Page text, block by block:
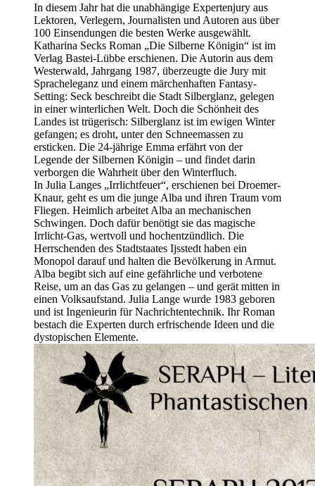
In diesem Jahr hat die unabhängige Expertenjury aus
Lektoren, Verlegern, Journalisten und Autoren aus über
100 Einsendungen die besten Werke ausgewählt.
Katharina Secks Roman „Die Silberne Königin“ ist im
Verlag Bastei-Lübbe erschienen. Die Autorin aus dem
Westerwald, Jahrgang 1987, überzeugte die Jury mit
Spracheleganz und einem märchenhaften Fantasy-
Setting: Seck beschreibt die Stadt Silberglanz, gelegen
in einer winterlichen Welt. Doch die Schönheit des
Landes ist trügerisch: Silberglanz ist im ewigen Winter
gefangen; es droht, unter den Schneemassen zu
ersticken. Die 24-jährige Emma erfährt von der
Legende der Silbernen Königin – und findet darin
verborgen die Wahrheit über den Winterfluch.
In Julia Langes „Irrlichtfeuer“, erschienen bei Droemer-
Knaur, geht es um die junge Alba und ihren Traum vom
Fliegen. Heimlich arbeitet Alba an mechanischen
Schwingen. Doch dafür benötigt sie das magische
Irrlicht-Gas, wertvoll und hochentzündlich. Die
Herrschenden des Stadtstaates Ijsstedt haben ein
Monopol darauf und halten die Bevölkerung in Armut.
Alba begibt sich auf eine gefährliche und verbotene
Reise, um an das Gas zu gelangen – und gerät mitten in
einen Volksaufstand. Julia Lange wurde 1983 geboren
und ist Ingenieurin für Nachrichtentechnik. Ihr Roman
bestach die Experten durch erfrischende Ideen und die
dystopischen Elemente.